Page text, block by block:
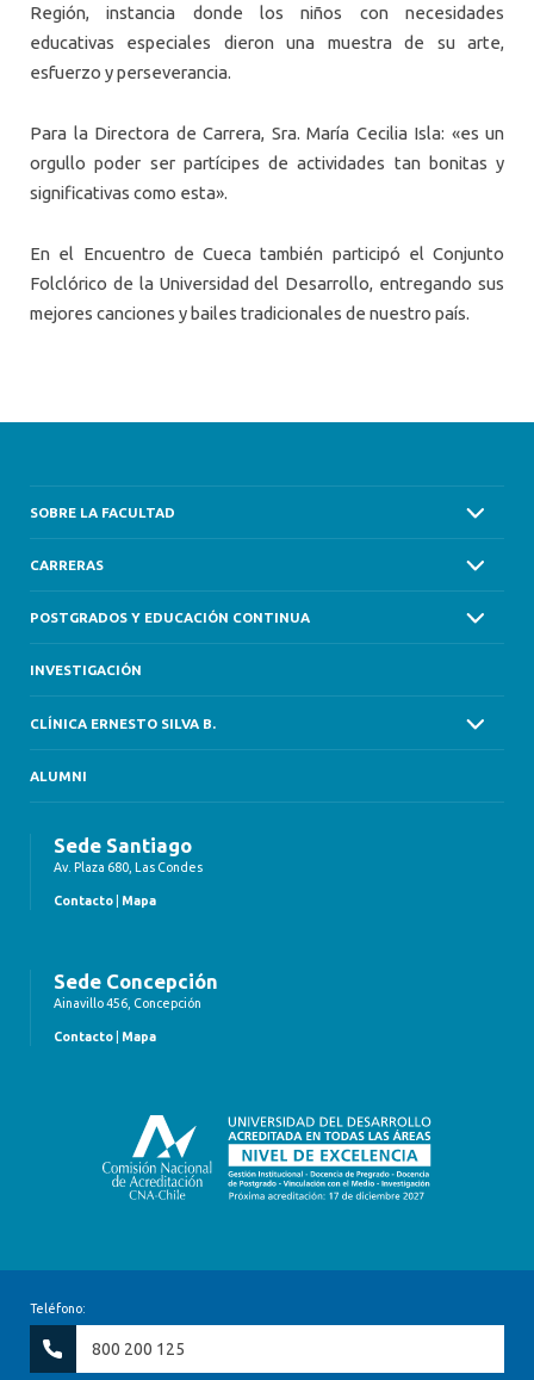
Región, instancia donde los niños con necesidades
educativas especiales dieron una muestra de su arte,
esfuerzo y perseverancia.
Para la Directora de Carrera, Sra. María Cecilia Isla: «es un
orgullo poder ser partícipes de actividades tan bonitas y
significativas como esta».
En el Encuentro de Cueca también participó el Conjunto
Folclórico de la Universidad del Desarrollo, entregando sus
mejores canciones y bailes tradicionales de nuestro país.
SOBRE LA FACULTAD
CARRERAS
POSTGRADOS Y EDUCACIÓN CONTINUA
INVESTIGACIÓN
CLÍNICA ERNESTO SILVA B.
ALUMNI
Sede Santiago
Av. Plaza 680, Las Condes
Contacto Mapa
Sede Concepción
Ainavillo 456, Concepción
Contacto Mapa
Teléfono:
800 200 125